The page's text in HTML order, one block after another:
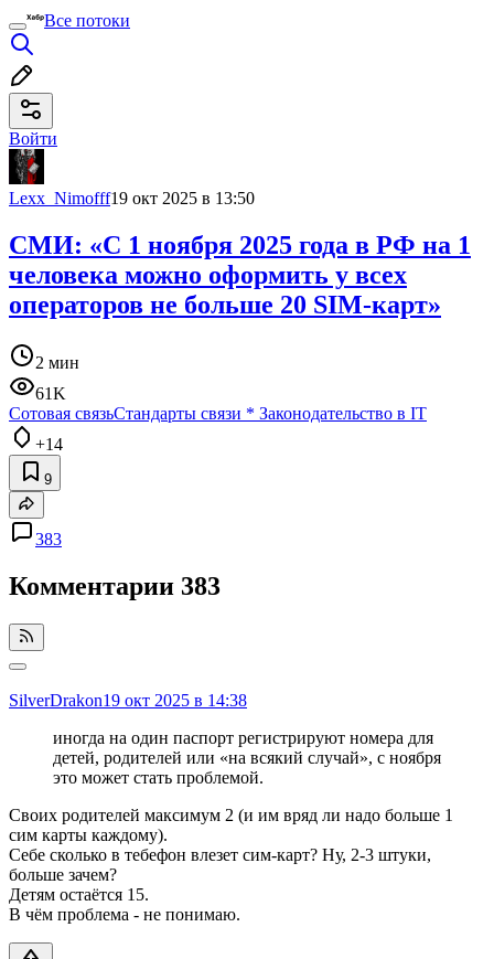
Все потоки
Войти
Lexx_Nimofff19 окт 2025 в 13:50
СМИ: «С 1 ноября 2025 года в РФ на 1
человека можно оформить у всех
операторов не больше 20 SIM-карт»
2 мин
61K
Сотовая связьСтандарты связи * Законодательство в IT
+14
9
383
Комментарии 383
SilverDrakon19 окт 2025 в 14:38
иногда на один паспорт регистрируют номера для
детей, родителей или «на всякий случай», с ноября
это может стать проблемой.
Своих родителей максимум 2 (и им вряд ли надо больше 1
сим карты каждому).
Себе сколько в тебефон влезет сим-карт? Ну, 2-3 штуки,
больше зачем?
Детям остаётся 15.
В чём проблема - не понимаю.